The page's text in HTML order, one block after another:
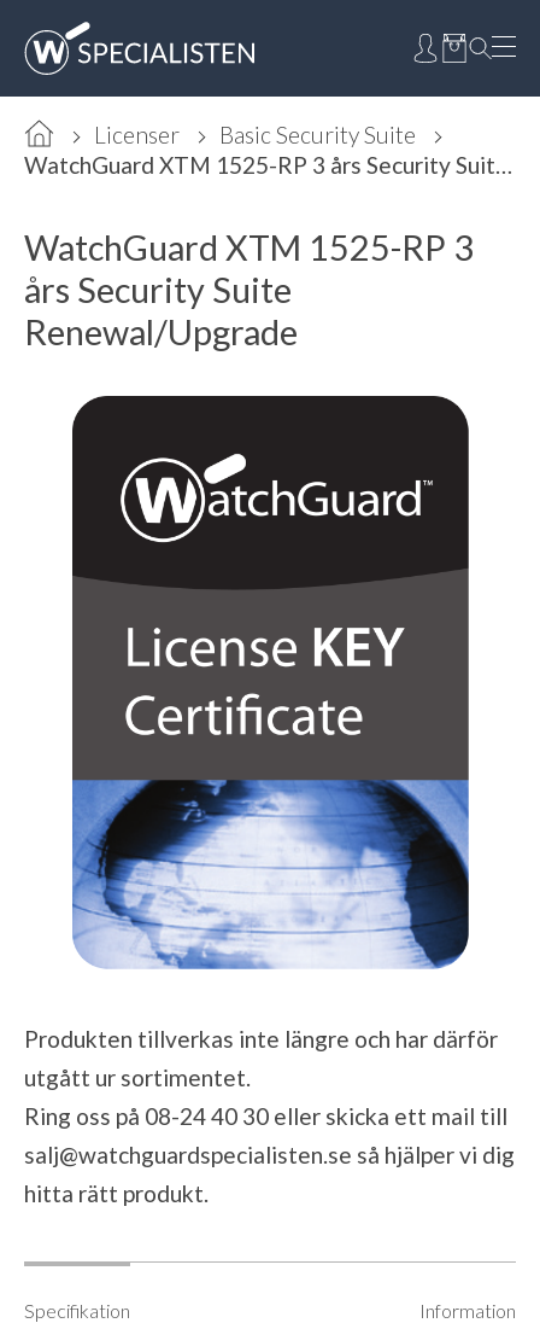
Licenser
Basic Security Suite
WatchGuard XTM 1525-RP 3 års Security Suite Renewal/Upgrade
WatchGuard XTM 1525-RP 3
års Security Suite
Renewal/Upgrade
Produkten tillverkas inte längre och har därför
utgått ur sortimentet.
Ring oss på 08-24 40 30 eller skicka ett mail till
salj@watchguardspecialisten.se så hjälper vi dig
hitta rätt produkt.
Specifikation Information